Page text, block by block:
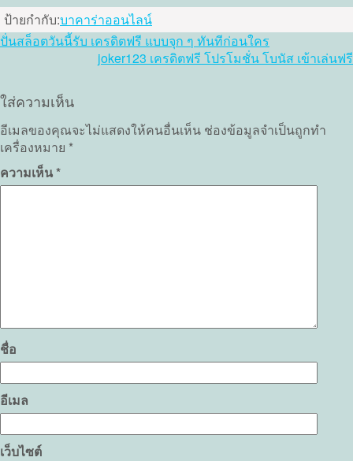
ป้ายกำกับ:บาคาร่าออนไลน์
แนะแนว
ปั่นสล็อตวันนี้รับ เครดิตฟรี แบบจุก ๆ ทันทีก่อนใคร
joker123 เครดิตฟรี โปรโมชั่น โบนัส เข้าเล่นฟรี
ใส่ความเห็น
อีเมลของคุณจะไม่แสดงให้คนอื่นเห็น ช่องข้อมูลจำเป็นถูกทำ
เครื่องหมาย *
ความเห็น*
ชื่อ
อีเมล
เว็บไซต์